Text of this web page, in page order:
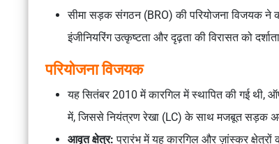
सीमा सड़क संगठन (BRO) की परियोजना विजयक ने
इंजीनियरिंग उत्कृष्टता और दृढ़ता की विरासत को
परियोजना विजयक
यह सितंबर 2010 में कारगिल में स्थापित की गई थी,
में, जिससे नियंत्रण रेखा (LC) के साथ मजबूत सड़क
आवृत क्षेत्र: प्रारंभ में यह कारगिल और ज़ांस्कर